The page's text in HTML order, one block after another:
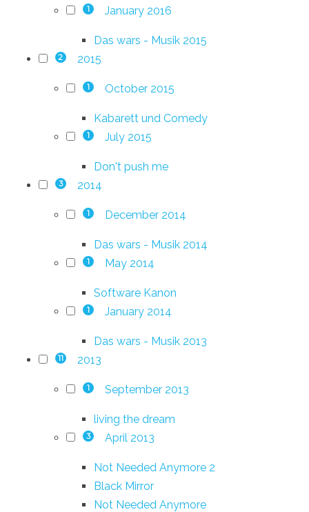
1 January 2016
Das wars - Musik 2015
2 2015
1 October 2015
Kabarett und Comedy
1 July 2015
Don't push me
3 2014
1 December 2014
Das wars - Musik 2014
1 May 2014
Software Kanon
1 January 2014
Das wars - Musik 2013
11 2013
1 September 2013
living the dream
3 April 2013
Not Needed Anymore 2
Black Mirror
Not Needed Anymore